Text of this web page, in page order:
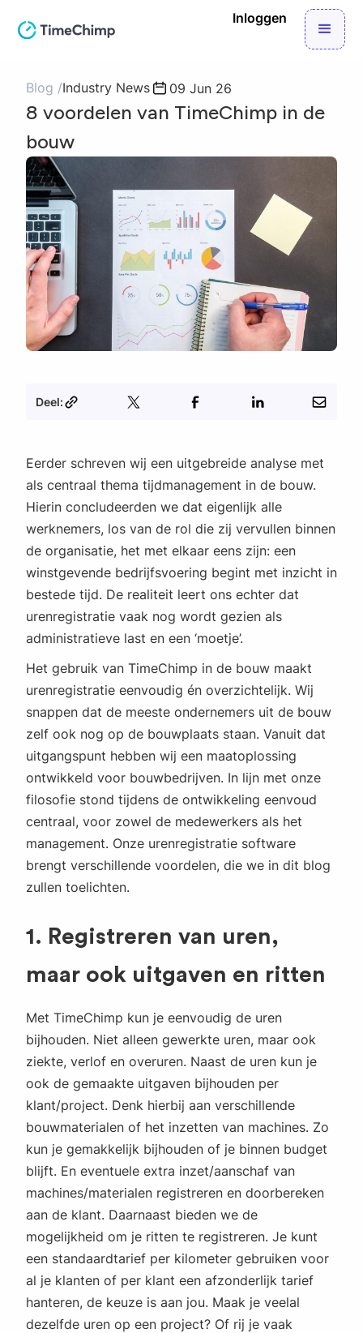
Inloggen
Blog /Industry News 09 Jun 26
8 voordelen van TimeChimp in de
bouw
Deel:
Eerder schreven wij een uitgebreide analyse met
als centraal thema tijdmanagement in de bouw.
Hierin concludeerden we dat eigenlijk alle
werknemers, los van de rol die zij vervullen binnen
de organisatie, het met elkaar eens zijn: een
winstgevende bedrijfsvoering begint met inzicht in
bestede tijd. De realiteit leert ons echter dat
urenregistratie vaak nog wordt gezien als
administratieve last en een ‘moetje’.
Het gebruik van TimeChimp in de bouw maakt
urenregistratie eenvoudig én overzichtelijk. Wij
snappen dat de meeste ondernemers uit de bouw
zelf ook nog op de bouwplaats staan. Vanuit dat
uitgangspunt hebben wij een maatoplossing
ontwikkeld voor bouwbedrijven. In lijn met onze
filosofie stond tijdens de ontwikkeling eenvoud
centraal, voor zowel de medewerkers als het
management. Onze urenregistratie software
brengt verschillende voordelen, die we in dit blog
zullen toelichten.
1. Registreren van uren,
maar ook uitgaven en ritten
Met TimeChimp kun je eenvoudig de uren
bijhouden. Niet alleen gewerkte uren, maar ook
ziekte, verlof en overuren. Naast de uren kun je
ook de gemaakte uitgaven bijhouden per
klant/project. Denk hierbij aan verschillende
bouwmaterialen of het inzetten van machines. Zo
kun je gemakkelijk bijhouden of je binnen budget
blijft. En eventuele extra inzet/aanschaf van
machines/materialen registreren en doorbereken
aan de klant. Daarnaast bieden we de
mogelijkheid om je ritten te registreren. Je kunt
een standaardtarief per kilometer gebruiken voor
al je klanten of per klant een afzonderlijk tarief
hanteren, de keuze is aan jou. Maak je veelal
dezelfde uren op een project? Of rij je vaak